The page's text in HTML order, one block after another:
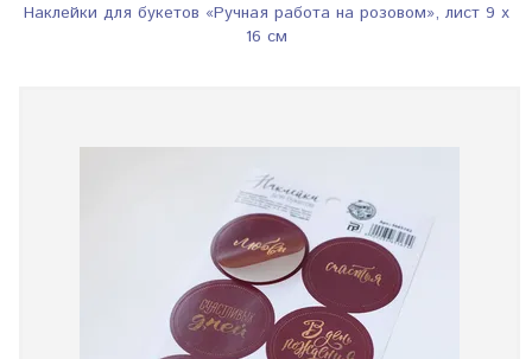
Наклейки для букетов «Ручная работа на розовом», лист 9 х
16 см